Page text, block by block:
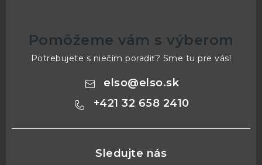
Pomôžeme vám s výberom
Potrebujete s niečím poradiť? Sme tu pre vás!
elso@elso.sk
+421 32 658 2410